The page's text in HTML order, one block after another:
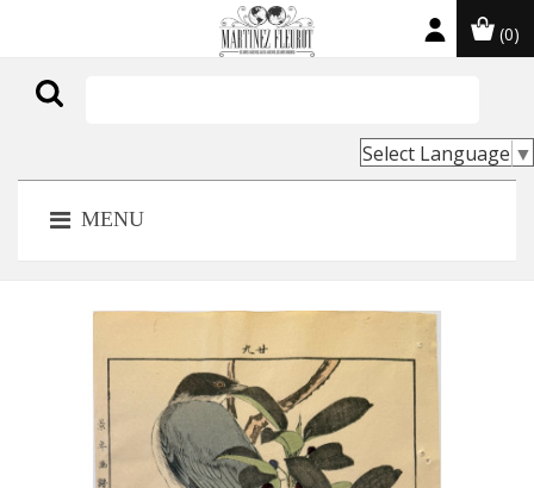
(0)
Select Language ▼
MENU